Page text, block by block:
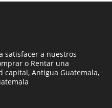
satisfacer a nuestros
o Rentar una
capital, Antigua Guatemala,